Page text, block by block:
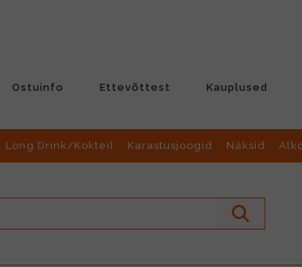
Ostuinfo Ettevõttest Kauplused
Long Drink/Kokteil Karastusjoogid Näksid